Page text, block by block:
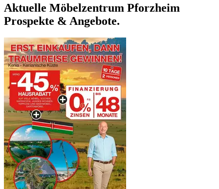
Aktuelle Möbelzentrum Pforzheim
Prospekte & Angebote.